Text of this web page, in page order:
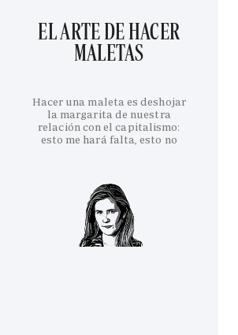
EL ARTE DE HACER
MALETAS
Hacer una maleta es deshojar
la margarita de nuestra
relación con el capitalismo:
esto me hará falta, esto no